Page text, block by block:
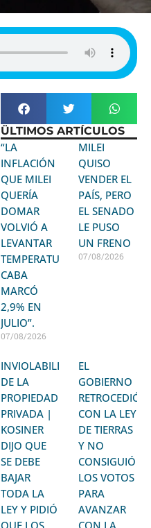
ÜLTIMOS ARTÍCULOS
“LA
INFLACIÓN
QUE MILEI
QUERÍA
DOMAR
VOLVIÓ A
LEVANTAR
TEMPERATURA:
CABA
MARCÓ
2,9% EN
JULIO”.
07/08/2026
MILEI
QUISO
VENDER EL
PAÍS, PERO
EL SENADO
LE PUSO
UN FRENO
07/08/2026
INVIOLABILIDAD
DE LA
PROPIEDAD
PRIVADA |
KOSINER
DIJO QUE
SE DEBE
BAJAR
TODA LA
LEY Y PIDIÓ
QUE LOS
EL
GOBIERNO
RETROCEDIÓ
CON LA LEY
DE TIERRAS
Y NO
CONSIGUIÓ
LOS VOTOS
PARA
AVANZAR
CON LA